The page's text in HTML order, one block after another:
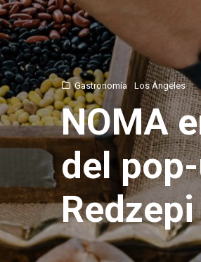
Gastronomía Los Ángeles
NOMA
del
Redzepi